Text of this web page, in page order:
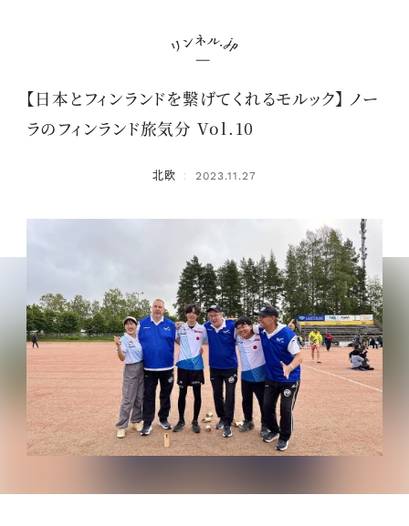
【日本とフィンランドを繋げてくれるモルック】 ノー
ラのフィンランド旅気分 Vol.10
北欧 ： 2023.11.27